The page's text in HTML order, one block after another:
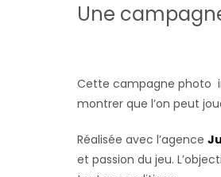
Une
Cette campagne photo
montrer que l’on peut
Réalisée avec l’agence
et passion du jeu.